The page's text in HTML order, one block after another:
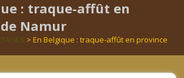
: traque-affût en
Namur
> En Belgique : traque-affût en province